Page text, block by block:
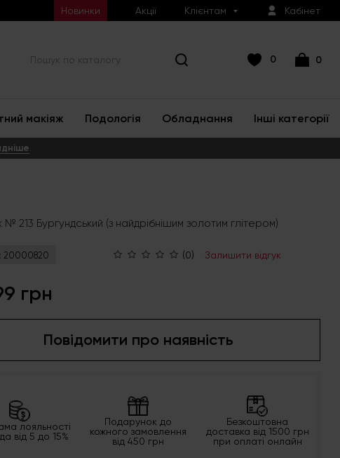
Новинки Акції Клієнтам Кабінет
0 0
макіяж Подологія Обладнання Інші категорії
.
№ 213 Бургундський (з найдрібнішим золотим глітером)
20000820 (0) Залишити відгук
грн
Повідомити про наявність
лояльності
від 5 до 15%
Подарунок до
кожного замовлення
від 450 грн
Безкоштовна
доставка від 1500 грн
при оплаті онлайн